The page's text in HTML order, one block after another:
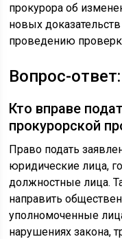
прокурора об
новых
проведению
Вопрос-ответ:
Кто вправе
прокурорской
Право подать
юридические лица,
должностные лица.
направить
уполномоченные
нарушениях закона,